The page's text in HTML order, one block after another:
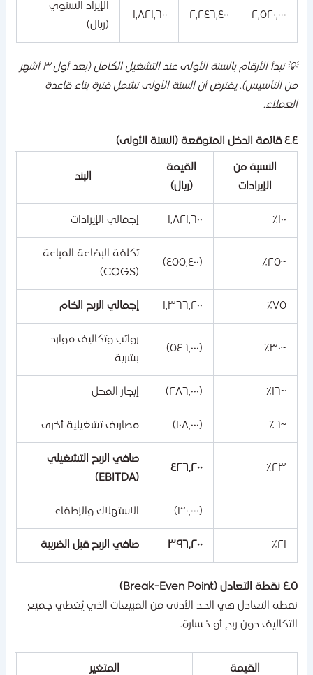
٢,٥٢٠,٠٠٠ ٢,٢٤٦,٤٠٠ ١,٨٢١,٦٠٠
الإيراد السنوي
(ريال)
💡 تبدأ الأرقام بالسنة الأولى عند التشغيل الكامل (بعد أول ٣ أشهر
التأسيس). يفترض أن السنة الأولى تشمل فترة بناء قاعدة
النسبة من
الإيرادات
القيمة
(ريال)
١,٨٢١,٦٠٠ إجمالي الإيرادات
تكلفة البضاعة المباعة
١,٣٦٦,٢٠٠ إجمالي الربح الخام
رواتب وتكاليف موارد
بشرية
إيجار المحل
مصاريف تشغيلية أخرى
٤٢٦,٢٠٠
صافي الربح التشغيلي
الاستهلاك والإطفاء
٣٩٦,٢٠٠ صافي الربح قبل الضريبة
التعادل هي الحد الأدنى من المبيعات الذي يُغطي جميع
دون ربح أو خسارة.
القيمة المتغير